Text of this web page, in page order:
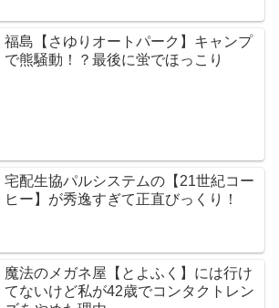
福島【さゆりオートパーク】キャンプ
で熊騒動！？最後に蛍でほっこり
宅配生協パルシステムの【21世紀コー
ヒー】が秀逸すぎて正直びっくり！
魔法のメガネ屋【とよふく】には行け
てないけど私が42歳でコンタクトレン